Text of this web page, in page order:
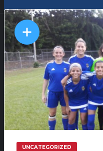
UNCATEGORIZED